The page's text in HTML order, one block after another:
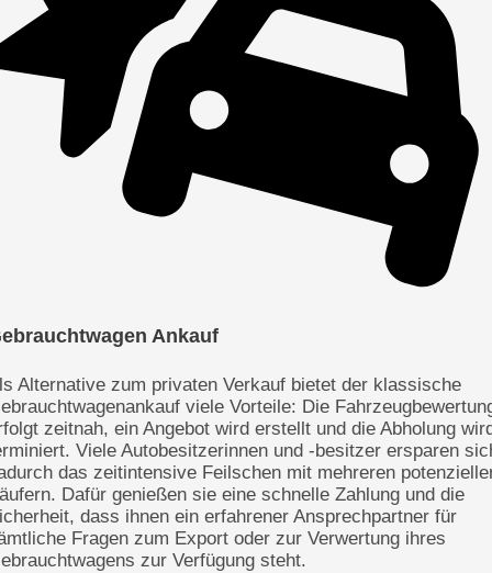
Ankauf
Alternative zum privaten Verkauf bietet der klassische
viele Vorteile: Die
zeitnah, ein Angebot wird erstellt und die Abholung
Viele Autobesitzerinnen und -besitzer ersparen
das zeitintensive Feilschen mit mehreren
Dafür genießen sie eine schnelle Zahlung und die
dass ihnen ein erfahrener Ansprechpartner für
Fragen zum Export oder zur Verwertung ihres
zur Verfügung steht.